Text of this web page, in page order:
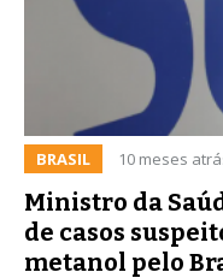
BRASIL 10 meses
Ministro da
de casos
metanol pelo